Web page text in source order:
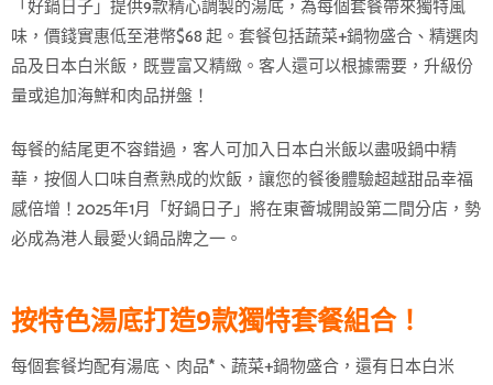
「好鍋日子」提供9款精心調製的湯底，為每個套餐帶來獨特風
味，價錢實惠低至港幣$68 起。套餐包括蔬菜+鍋物盛合、精選肉
品及日本白米飯，既豐富又精緻。客人還可以根據需要，升級份
量或追加海鮮和肉品拼盤！
每餐的結尾更不容錯過，客人可加入日本白米飯以盡吸鍋中精
華，按個人口味自煮熟成的炊飯，讓您的餐後體驗超越甜品幸福
感倍增！2025年1月「好鍋日子」將在東薈城開設第二間分店，勢
必成為港人最愛火鍋品牌之一。
按特色湯底打造9款獨特套餐組合！
每個套餐均配有湯底、肉品*、蔬菜+鍋物盛合，還有日本白米